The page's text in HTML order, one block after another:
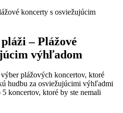
– Plážové
výhľadom
plážových koncertov, ktoré
hudbu za osviežujúcimi výhľadmi
koncertov, ktoré by ste nemali